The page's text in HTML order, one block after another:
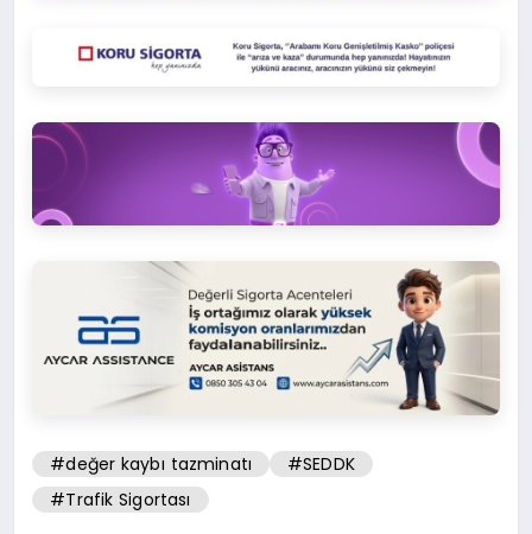
#değer kaybı tazminatı
#SEDDK
#Trafik Sigortası